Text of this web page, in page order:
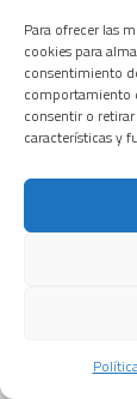
Para ofrecer las
cookies para
consentimiento
comportamiento
consentir o
características y